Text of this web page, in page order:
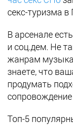
секс-туризма в
В арсенале
и соц.дем. Не
жанрам
знаете, что
продумать
Топ-5